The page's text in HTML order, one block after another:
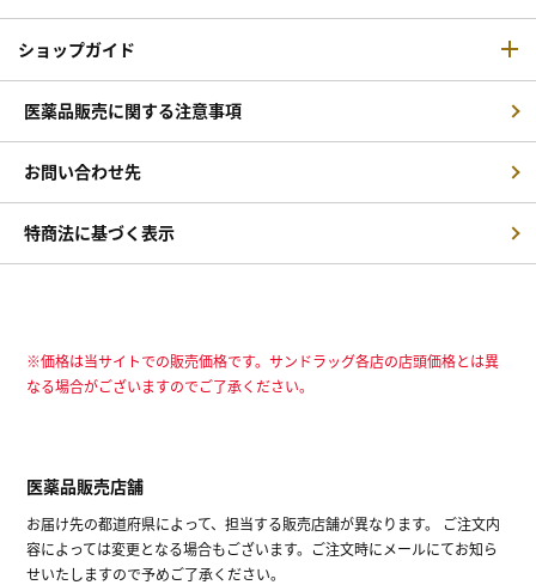
ショップガイド
医薬品販売に関する注意事項
お問い合わせ先
特商法に基づく表示
※価格は当サイトでの販売価格です。サンドラッグ各店の店頭価格とは異
なる場合がございますのでご了承ください。
医薬品販売店舗
お届け先の都道府県によって、担当する販売店舗が異なります。 ご注文内
容によっては変更となる場合もございます。ご注文時にメールにてお知ら
せいたしますので予めご了承ください。